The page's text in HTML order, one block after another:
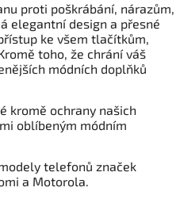
proti poškrábání, nárazům,
elegantní design a přesné
ke všem tlačítkům,
toho, že chrání váš
módních doplňků
kromě ochrany našich
oblíbeným módním
telefonů značek
a Motorola.